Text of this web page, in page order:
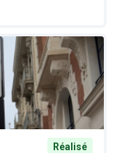
Réalisé